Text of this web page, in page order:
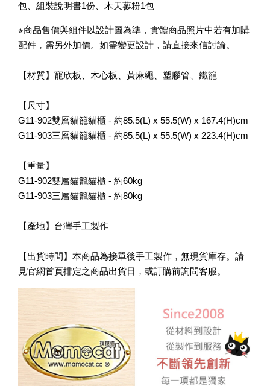
包、組裝說明書1份、木天蓼粉1包
※商品售價與組件以設計圖為準，實體商品照片中若有加購
配件，需另外加價。如需變更設計，請直接來信討論。
【材質】寵欣板、木心板、黃麻繩、塑膠管、鐵籠
【尺寸】
G11-902雙層貓籠貓櫃 - 約85.5(L) x 55.5(W) x 167.4(H)cm
G11-903三層貓籠貓櫃 - 約85.5(L) x 55.5(W) x 223.4(H)cm
【重量】
G11-902雙層貓籠貓櫃 - 約60kg
G11-903三層貓籠貓櫃 - 約80kg
【產地】台灣手工製作
【出貨時間】本商品為接單後手工製作，無現貨庫存。請
見官網首頁排定之商品出貨日，或訂購前詢問客服。